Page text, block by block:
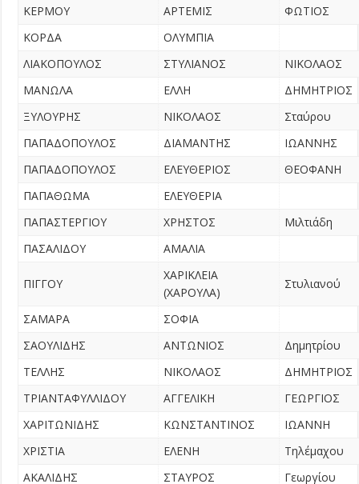
ΚΕΡΜΟΥ
ΑΡΤΕΜΙΣ
ΦΩΤΙΟΣ
ΚΟΡΔΑ
ΟΛΥΜΠΙΑ
ΛΙΑΚΟΠΟΥΛΟΣ
ΣΤΥΛΙΑΝΟΣ
ΝΙΚΟΛΑΟΣ
ΜΑΝΩΛΑ
ΕΛΛΗ
ΔΗΜΗΤΡΙΟΣ
ΞΥΛΟΥΡΗΣ
ΝΙΚΟΛΑΟΣ
Σταύρου
ΠΑΠΑΔΟΠΟΥΛΟΣ
ΔΙΑΜΑΝΤΗΣ
ΙΩΑΝΝΗΣ
ΠΑΠΑΔΟΠΟΥΛΟΣ
ΕΛΕΥΘΕΡΙΟΣ
ΘΕΟΦΑΝΗ
ΠΑΠΑΘΩΜΑ
ΕΛΕΥΘΕΡΙΑ
ΠΑΠΑΣΤΕΡΓΙΟΥ
ΧΡΗΣΤΟΣ
Μιλτιάδη
ΠΑΣΑΛΙΔΟΥ
ΑΜΑΛΙΑ
ΠΙΓΓΟΥ
ΧΑΡΙΚΛΕΙΑ
(ΧΑΡΟΥΛΑ)
Στυλιανού
ΣΑΜΑΡΑ
ΣΟΦΙΑ
ΣΑΟΥΛΙΔΗΣ
ΑΝΤΩΝΙΟΣ
Δημητρίου
ΤΕΛΛΗΣ
ΝΙΚΟΛΑΟΣ
ΔΗΜΗΤΡΙΟΣ
ΤΡΙΑΝΤΑΦΥΛΛΙΔΟΥ
ΑΓΓΕΛΙΚΗ
ΓΕΩΡΓΙΟΣ
ΧΑΡΙΤΩΝΙΔΗΣ
ΚΩΝΣΤΑΝΤΙΝΟΣ
ΙΩΑΝΝΗ
ΧΡΙΣΤΙΑ
ΕΛΕΝΗ
Τηλέμαχου
ΑΚΑΛΙΔΗΣ
ΣΤΑΥΡΟΣ
Γεωργίου